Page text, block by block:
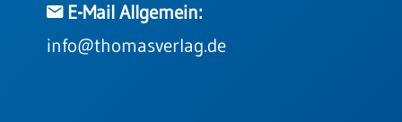
E-Mail Allgemein:
info@thomasverlag.de